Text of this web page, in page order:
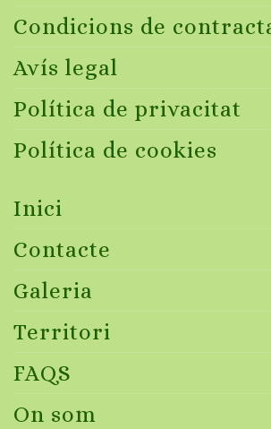
Condicions de
Avís legal
Política de privacitat
Política de cookies
Inici
Contacte
Galeria
Territori
FAQS
On som